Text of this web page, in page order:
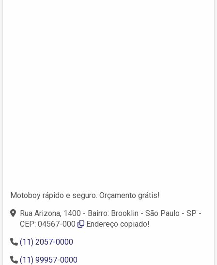
Motoboy rápido e seguro. Orçamento grátis!
Rua Arizona, 1400 - Bairro: Brooklin - São Paulo - SP -
CEP: 04567-000
Endereço copiado!
(11) 2057-0000
(11) 99957-0000